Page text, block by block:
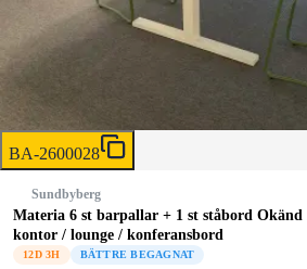
BA-2600028
Sundbyberg
Materia 6 st barpallar + 1 st ståbord Okänd
kontor / lounge / konferansbord
12D 3H BÄTTRE BEGAGNAT